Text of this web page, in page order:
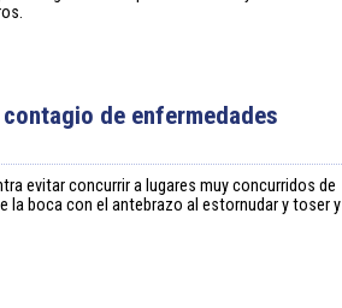
de enfermedades
evitar concurrir a lugares muy concurridos de
la boca con el antebrazo al estornudar y toser y